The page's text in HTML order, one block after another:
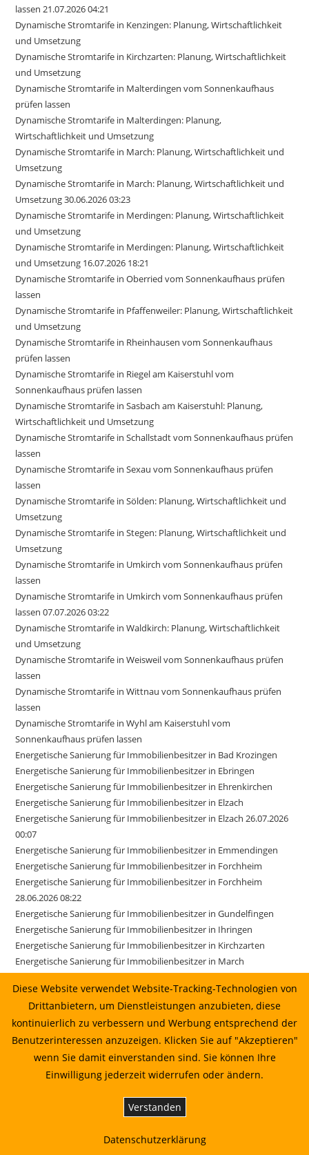
lassen 21.07.2026 04:21
Dynamische Stromtarife in Kenzingen: Planung, Wirtschaftlichkeit
und Umsetzung
Dynamische Stromtarife in Kirchzarten: Planung, Wirtschaftlichkeit
und Umsetzung
Dynamische Stromtarife in Malterdingen vom Sonnenkaufhaus
prüfen lassen
Dynamische Stromtarife in Malterdingen: Planung,
Wirtschaftlichkeit und Umsetzung
Dynamische Stromtarife in March: Planung, Wirtschaftlichkeit und
Umsetzung
Dynamische Stromtarife in March: Planung, Wirtschaftlichkeit und
Umsetzung 30.06.2026 03:23
Dynamische Stromtarife in Merdingen: Planung, Wirtschaftlichkeit
und Umsetzung
Dynamische Stromtarife in Merdingen: Planung, Wirtschaftlichkeit
und Umsetzung 16.07.2026 18:21
Dynamische Stromtarife in Oberried vom Sonnenkaufhaus prüfen
lassen
Dynamische Stromtarife in Pfaffenweiler: Planung, Wirtschaftlichkeit
und Umsetzung
Dynamische Stromtarife in Rheinhausen vom Sonnenkaufhaus
prüfen lassen
Dynamische Stromtarife in Riegel am Kaiserstuhl vom
Sonnenkaufhaus prüfen lassen
Dynamische Stromtarife in Sasbach am Kaiserstuhl: Planung,
Wirtschaftlichkeit und Umsetzung
Dynamische Stromtarife in Schallstadt vom Sonnenkaufhaus prüfen
lassen
Dynamische Stromtarife in Sexau vom Sonnenkaufhaus prüfen
lassen
Dynamische Stromtarife in Sölden: Planung, Wirtschaftlichkeit und
Umsetzung
Dynamische Stromtarife in Stegen: Planung, Wirtschaftlichkeit und
Umsetzung
Dynamische Stromtarife in Umkirch vom Sonnenkaufhaus prüfen
lassen
Dynamische Stromtarife in Umkirch vom Sonnenkaufhaus prüfen
lassen 07.07.2026 03:22
Dynamische Stromtarife in Waldkirch: Planung, Wirtschaftlichkeit
und Umsetzung
Dynamische Stromtarife in Weisweil vom Sonnenkaufhaus prüfen
lassen
Dynamische Stromtarife in Wittnau vom Sonnenkaufhaus prüfen
lassen
Dynamische Stromtarife in Wyhl am Kaiserstuhl vom
Sonnenkaufhaus prüfen lassen
Energetische Sanierung für Immobilienbesitzer in Bad Krozingen
Energetische Sanierung für Immobilienbesitzer in Ebringen
Energetische Sanierung für Immobilienbesitzer in Ehrenkirchen
Energetische Sanierung für Immobilienbesitzer in Elzach
Energetische Sanierung für Immobilienbesitzer in Elzach 26.07.2026
00:07
Energetische Sanierung für Immobilienbesitzer in Emmendingen
Energetische Sanierung für Immobilienbesitzer in Forchheim
Energetische Sanierung für Immobilienbesitzer in Forchheim
28.06.2026 08:22
Energetische Sanierung für Immobilienbesitzer in Gundelfingen
Energetische Sanierung für Immobilienbesitzer in Ihringen
Energetische Sanierung für Immobilienbesitzer in Kirchzarten
Energetische Sanierung für Immobilienbesitzer in March
Energetische Sanierung für Immobilienbesitzer in March 17.06.2026
01:22
Energetische Sanierung für Immobilienbesitzer in Merzhausen
Energetische Sanierung für Immobilienbesitzer in Reute
Energetische Sanierung für Immobilienbesitzer in Sexau
Energetische Sanierung für Immobilienbesitzer in Sölden
Energetische Sanierung für Immobilienbesitzer in Stegen
Energetische Sanierung in Au vom Sonnenkaufhaus prüfen lassen
Energetische Sanierung in Bahlingen am Kaiserstuhl: Planung,
Wirtschaftlichkeit und Umsetzung
Diese Website verwendet Website-Tracking-Technologien von
Drittanbietern, um Dienstleistungen anzubieten, diese
kontinuierlich zu verbessern und Werbung entsprechend der
Benutzerinteressen anzuzeigen. Klicken Sie auf "Akzeptieren"
wenn Sie damit einverstanden sind. Sie können Ihre
Einwilligung jederzeit widerrufen oder ändern.
Verstanden
Datenschutzerklärung